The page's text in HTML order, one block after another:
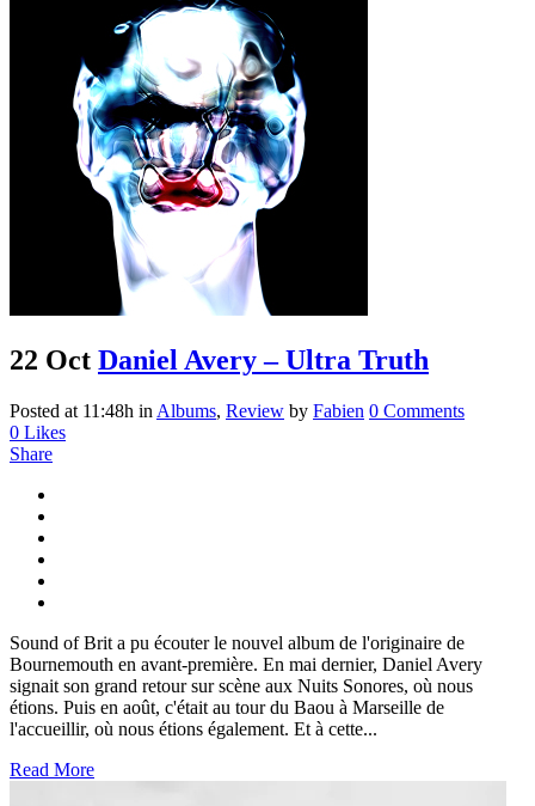
22 Oct Daniel Avery – Ultra Truth
Posted at 11:48h in Albums, Review by Fabien 0 Comments
0 Likes
Share
Sound of Brit a pu écouter le nouvel album de l'originaire de
Bournemouth en avant-première. En mai dernier, Daniel Avery
signait son grand retour sur scène aux Nuits Sonores, où nous
étions. Puis en août, c'était au tour du Baou à Marseille de
l'accueillir, où nous étions également. Et à cette...
Read More